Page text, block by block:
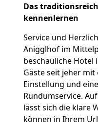
Das
kennenlernen
Service und
Anigglhof im
beschauliche Hotel
Gäste seit jeher
Einstellung und
Rundumservice.
lässt sich die klare
können in Ihrem